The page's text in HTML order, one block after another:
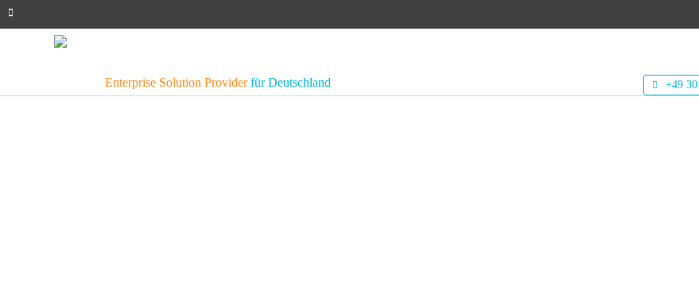
Enterprise Solution Providerfür Deutschland +49